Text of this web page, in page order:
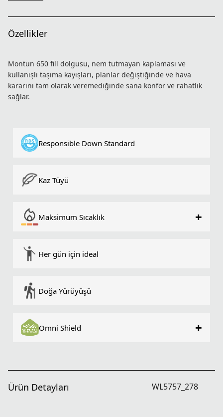
Özellikler
Montun 650 fill dolgusu, nem tutmayan kaplaması ve
kullanışlı taşıma kayışları, planlar değiştiğinde ve hava
kararını tam olarak veremediğinde sana konfor ve rahatlık
sağlar.
Responsible Down Standard
Kaz Tüyü
Maksimum Sıcaklık +
Her gün için ideal
Doğa Yürüyüşü
Omni Shield +
Ürün Detayları WL5757_278